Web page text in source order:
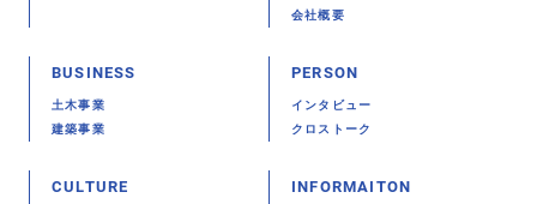
会社概要
BUSINESS
土木事業
建築事業
PERSON
インタビュー
クロストーク
CULTURE INFORMAITON